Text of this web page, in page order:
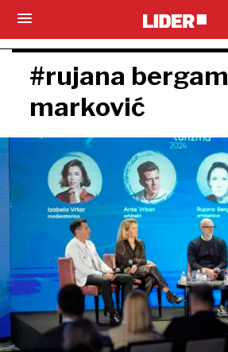
#rujana bergam
marković